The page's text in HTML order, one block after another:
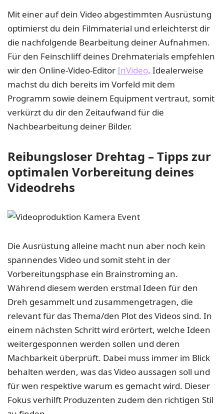
Mit einer auf dein Video abgestimmten Ausrüstung
optimierst du dein Filmmaterial und erleichterst dir
die nachfolgende Bearbeitung deiner Aufnahmen.
Für den Feinschliff deines Drehmaterials empfehlen
wir den Online-Video-EditorInVideo. Idealerweise
machst du dich bereits im Vorfeld mit dem
Programm sowie deinem Equipment vertraut, somit
verkürzt du dir den Zeitaufwand für die
Nachbearbeitung deiner Bilder.
Reibungsloser Drehtag – Tipps zur
optimalen Vorbereitung deines
Videodrehs
Die Ausrüstung alleine macht nun aber noch kein
spannendes Video und somit steht in der
Vorbereitungsphase ein Brainstroming an.
Während diesem werden erstmal Ideen für den
Dreh gesammelt und zusammengetragen, die
relevant für das Thema/den Plot des Videos sind. In
einem nächsten Schritt wird erörtert, welche Ideen
weitergesponnen werden sollen und deren
Machbarkeit überprüft. Dabei muss immer im Blick
behalten werden, was das Video aussagen soll und
für wen respektive warum es gemacht wird. Dieser
Fokus verhilft Produzenten zudem den richtigen Stil